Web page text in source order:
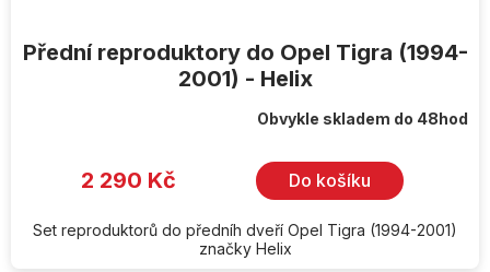
Přední reproduktory do Opel Tigra (1994-
2001) - Helix
Obvykle skladem do 48hod
2 290 Kč Do košíku
Set reproduktorů do předníh dveří Opel Tigra (1994-2001)
značky Helix